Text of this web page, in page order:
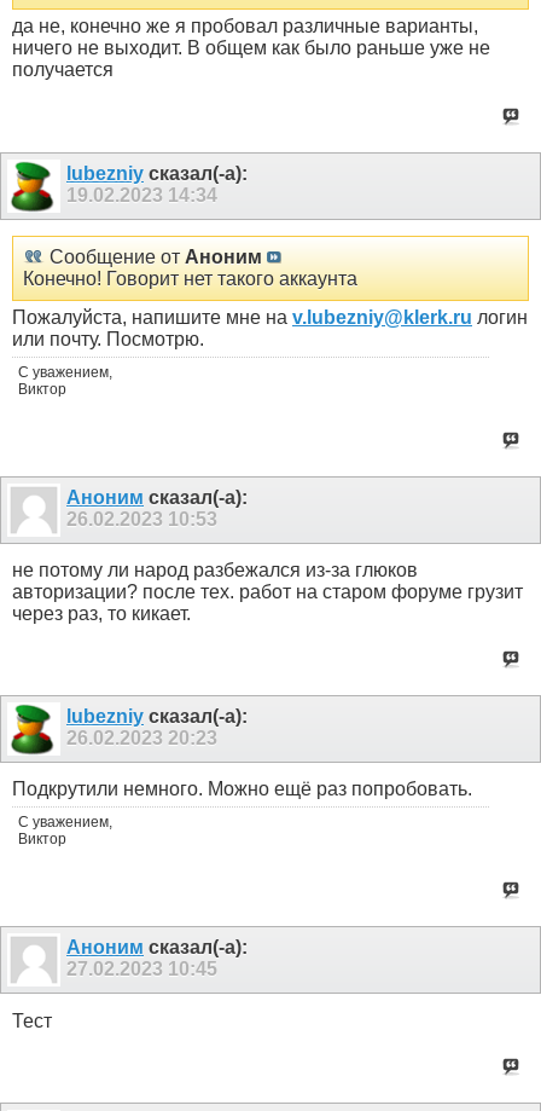
да не, конечно же я пробовал различные варианты,
ничего не выходит. В общем как было раньше уже не
получается
lubezniy сказал(-а):
19.02.2023 14:34
Сообщение от Аноним
Конечно! Говорит нет такого аккаунта
Пожалуйста, напишите мне на v.lubezniy@klerk.ru логин
или почту. Посмотрю.
С уважением,
Виктор
Аноним сказал(-а):
26.02.2023 10:53
не потому ли народ разбежался из-за глюков
авторизации? после тех. работ на старом форуме грузит
через раз, то кикает.
lubezniy сказал(-а):
26.02.2023 20:23
Подкрутили немного. Можно ещё раз попробовать.
С уважением,
Виктор
Аноним сказал(-а):
27.02.2023 10:45
Тест